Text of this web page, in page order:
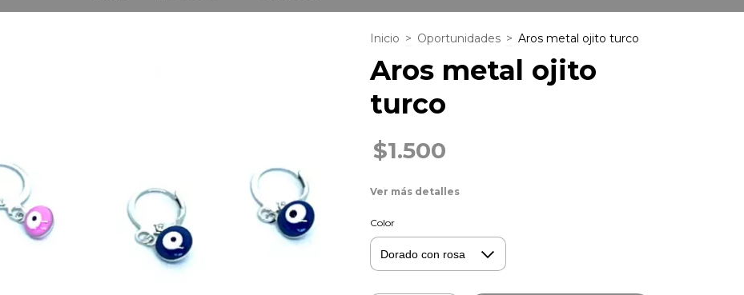
Inicio > Oportunidades > Aros metal ojito turco
Aros metal ojito
turco
$1.500
Ver más detalles
Color